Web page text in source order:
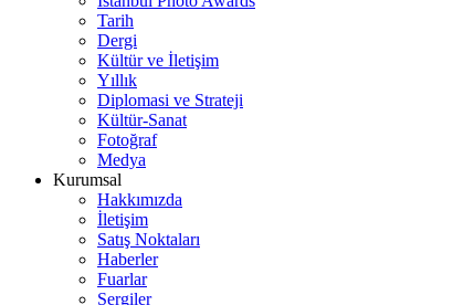
Tarih
Dergi
Kültür ve İletişim
Yıllık
Diplomasi ve Strateji
Kültür-Sanat
Fotoğraf
Medya
Kurumsal
Hakkımızda
İletişim
Satış Noktaları
Haberler
Fuarlar
Sergiler